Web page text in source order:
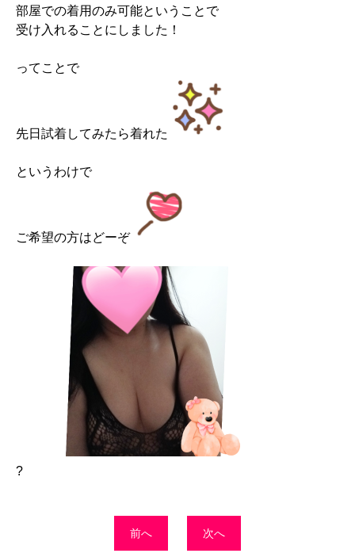
部屋での着用のみ可能ということで
受け入れることにしました！
ってことで
先日試着してみたら着れた
というわけで
ご希望の方はどーぞ
?
前へ 次へ